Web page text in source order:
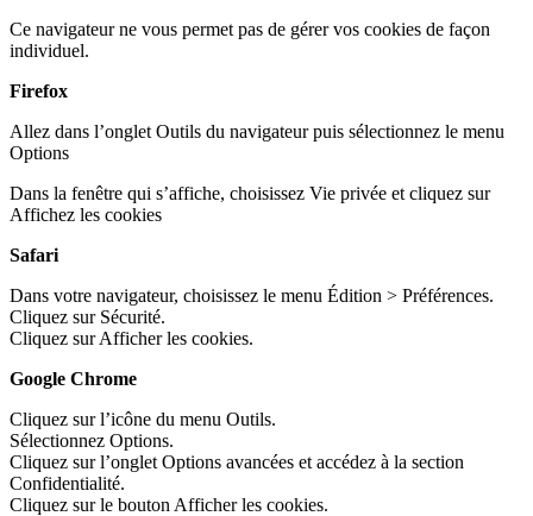
Ce navigateur ne vous permet pas de gérer vos cookies de façon
individuel.
Firefox
Allez dans l’onglet Outils du navigateur puis sélectionnez le menu
Options
Dans la fenêtre qui s’affiche, choisissez Vie privée et cliquez sur
Affichez les cookies
Safari
Dans votre navigateur, choisissez le menu Édition > Préférences.
Cliquez sur Sécurité.
Cliquez sur Afficher les cookies.
Google Chrome
Cliquez sur l’icône du menu Outils.
Sélectionnez Options.
Cliquez sur l’onglet Options avancées et accédez à la section
Confidentialité.
Cliquez sur le bouton Afficher les cookies.